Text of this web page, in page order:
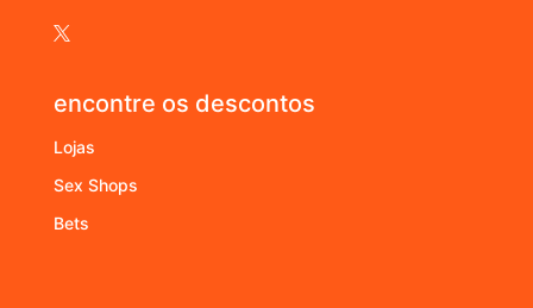

encontre os descontos
Lojas
Sex Shops
Bets